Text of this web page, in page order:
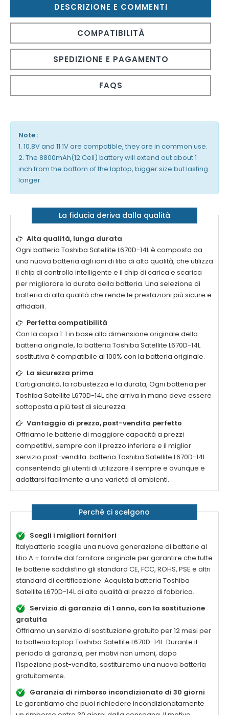
DESCRIZIONE E COMMENTI
COMPATIBILITÀ
SPEDIZIONE E PAGAMENTO
FAQS
Note :
1. 10.8V and 11.1V are compatible, they are in common use.
2. The 8800mAh(12 Cell) battery will extend out about 1
inch from the bottom of the laptop, bigger size but lasting
longer.
La fiducia deriva dalla qualità
Alta qualità, lunga durata
Ogni batteria Toshiba Satellite L670D-14Lè composta da
una nuova batteria agli ioni di litio di alta qualità, che utilizza
il chip di controllo intelligente e il chip di carica e scarica
per migliorare la durata della batteria. Una selezione di
batteria di alta qualità che rende le prestazioni più sicure e
affidabili.
Perfetta compatibilità
Con la copia 1: 1 in base alla dimensione originale della
batteria originale, la batteria Toshiba Satellite L670D-14L
sostitutiva è compatibile al 100% con la batteria originale.
La sicurezza prima
L’artigianalità, la robustezza e la durata, Ogni batteria per
Toshiba Satellite L670D-14Lche arriva in mano deve essere
sottoposta a più test di sicurezza.
Vantaggio di prezzo, post-vendita perfetto
Offriamo le batterie di maggiore capacità a prezzi
competitivi, sempre con il prezzo inferiore e il miglior
servizio post-vendita. batteria Toshiba Satellite L670D-14L
consentendo gli utenti di utilizzare il sempre e ovunque e
adattarsi facilmente a una varietà di ambienti.
Perché ci scelgono
Scegli i migliori fornitori
Italybatteria sceglie una nuova generazione di batterie al
litio A + fornite dal fornitore originale per garantire che tutte
le batterie soddisfino gli standard CE, FCC, ROHS, PSE e altri
standard di certificazione. Acquista batteria Toshiba
Satellite L670D-14Ldi alta qualità al prezzo di fabbrica.
Servizio di garanzia di 1 anno, con la sostituzione
gratuita
Offriamo un servizio di sostituzione gratuito per 12 mesi per
la batteria laptop Toshiba Satellite L670D-14L. Durante il
periodo di garanzia, per motivi non umani, dopo
l'ispezione post-vendita, sostituiremo una nuova batteria
gratuitamente.
Garanzia di rimborso incondizionato di 30 giorni
Le garantiamo che puoi richiedere incondizionatamente